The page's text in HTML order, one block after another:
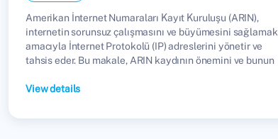
Amerikan İnternet Numaraları Kayıt Kuruluşu (ARIN),
internetin sorunsuz çalışmasını ve büyümesini sağlamak
amacıyla İnternet Protokolü (IP) adreslerini yönetir ve
tahsis eder. Bu makale, ARIN kaydının önemini ve bunun
nasıl etkilediğini ele almaktadır.
View details